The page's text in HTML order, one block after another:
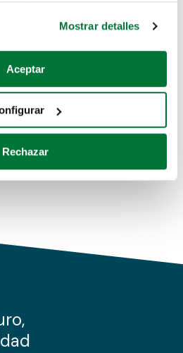
sobre su ubicación geográfica
analizándolo activamente
específicas (huellas
sobre cómo se procesan sus
haga del sitio web con
sociales, publicidad y análisis
Mostrar detalles
Aceptar
Rechazar